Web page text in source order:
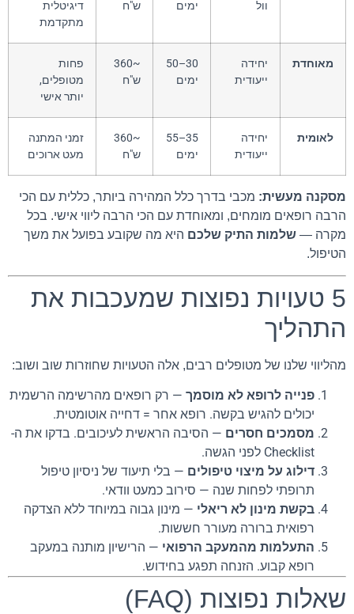
וול
ימים
ש"ח
דיגיטלית
מתקדמת
מאוחדת
יחידה
ייעודית
30–50
ימים
~360
ש"ח
פחות
מטופלים,
יותר אישי
לאומית
יחידה
ייעודית
35–55
ימים
~360
ש"ח
זמני המתנה
מעט ארוכים
מסקנה מעשית: מכבי בדרך כלל המהירה ביותר, כללית עם הכי
הרבה רופאים מומחים, ומאוחדת עם הכי הרבה ליווי אישי. בכל
מקרה — שלמות התיק שלכם היא מה שקובע בפועל את משך
הטיפול.
5 טעויות נפוצות שמעכבות את
התהליך
מהליווי שלנו של מטופלים רבים, אלה הטעויות שחוזרות שוב ושוב:
פנייה לרופא לא מוסמך — רק רופאים מהרשימה הרשמית
יכולים להגיש בקשה. רופא אחר = דחייה אוטומטית.
מסמכים חסרים — הסיבה הראשית לעיכובים. בדקו את ה-
Checklist לפני הגשה.
דילוג על מיצוי טיפולים — בלי תיעוד של ניסיון טיפול
תרופתי לפחות שנה — סירוב כמעט וודאי.
בקשת מינון לא ריאלי — מינון גבוה במיוחד ללא הצדקה
רפואית ברורה מעורר חששות.
התעלמות מהמעקב הרפואי — הרישיון מותנה במעקב
רופא קבוע. הזנחה תפגע בחידוש.
שאלות נפוצות (FAQ)